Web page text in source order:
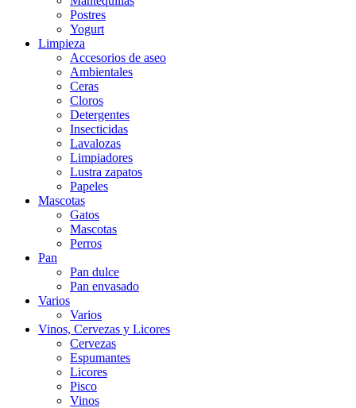
Postres
Yogurt
Limpieza
Accesorios de aseo
Ambientales
Ceras
Cloros
Detergentes
Insecticidas
Lavalozas
Limpiadores
Lustra zapatos
Papeles
Mascotas
Gatos
Mascotas
Perros
Pan
Pan dulce
Pan envasado
Varios
Varios
Vinos, Cervezas y Licores
Cervezas
Espumantes
Licores
Pisco
Vinos